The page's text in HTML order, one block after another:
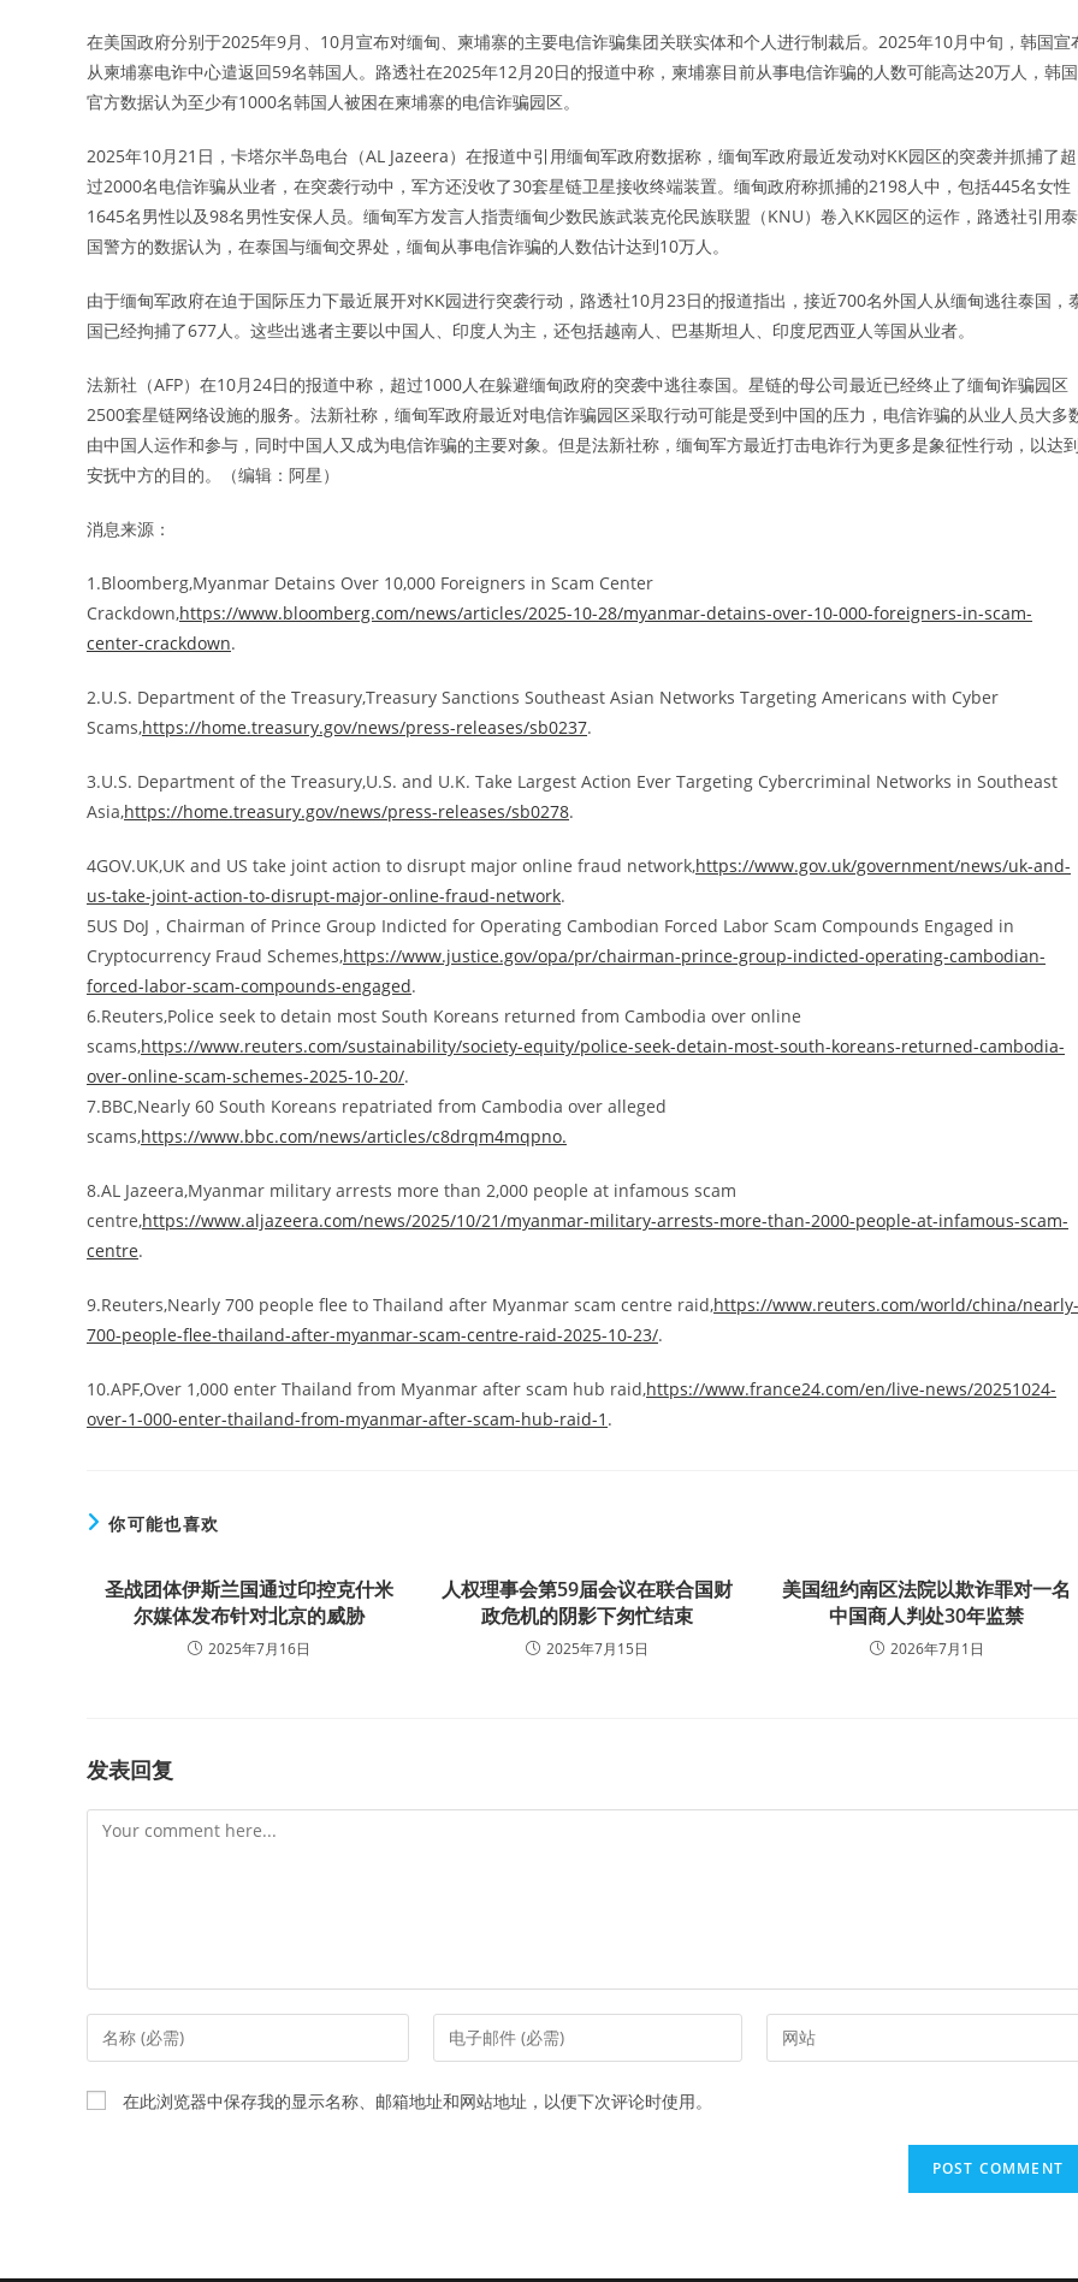
在美国政府分别于2025年9月、10月宣布对缅甸、柬埔寨的主要电信诈骗集团关联实体和个人进行制裁后。2025年10月中旬，韩国宣
从柬埔寨电诈中心遣返回59名韩国人。路透社在2025年12月20日的报道中称，柬埔寨目前从事电信诈骗的人数可能高达20万人，韩国
官方数据认为至少有1000名韩国人被困在柬埔寨的电信诈骗园区。
2025年10月21日，卡塔尔半岛电台（AL Jazeera）在报道中引用缅甸军政府数据称，缅甸军政府最近发动对KK园区的突袭并抓捕了超
过2000名电信诈骗从业者，在突袭行动中，军方还没收了30套星链卫星接收终端装置。缅甸政府称抓捕的2198人中，包括445名女性
1645名男性以及98名男性安保人员。缅甸军方发言人指责缅甸少数民族武装克伦民族联盟（KNU）卷入KK园区的运作，路透社引用泰
国警方的数据认为，在泰国与缅甸交界处，缅甸从事电信诈骗的人数估计达到10万人。
由于缅甸军政府在迫于国际压力下最近展开对KK园进行突袭行动，路透社10月23日的报道指出，接近700名外国人从缅甸逃往泰国，
国已经拘捕了677人。这些出逃者主要以中国人、印度人为主，还包括越南人、巴基斯坦人、印度尼西亚人等国从业者。
法新社（AFP）在10月24日的报道中称，超过1000人在躲避缅甸政府的突袭中逃往泰国。星链的母公司最近已经终止了缅甸诈骗园区
2500套星链网络设施的服务。法新社称，缅甸军政府最近对电信诈骗园区采取行动可能是受到中国的压力，电信诈骗的从业人员大多
由中国人运作和参与，同时中国人又成为电信诈骗的主要对象。但是法新社称，缅甸军方最近打击电诈行为更多是象征性行动，以达到
安抚中方的目的。（编辑：阿星）
消息来源：
1.Bloomberg,Myanmar Detains Over 10,000 Foreigners in Scam Center
Crackdown,https://www.bloomberg.com/news/articles/2025-10-28/myanmar-detains-over-10-000-foreigners-in-scam-
center-crackdown.
2.U.S. Department of the Treasury,Treasury Sanctions Southeast Asian Networks Targeting Americans with Cyber
Scams,https://home.treasury.gov/news/press-releases/sb0237.
3.U.S. Department of the Treasury,U.S. and U.K. Take Largest Action Ever Targeting Cybercriminal Networks in Southeast
Asia,https://home.treasury.gov/news/press-releases/sb0278.
4GOV.UK,UK and US take joint action to disrupt major online fraud network,https://www.gov.uk/government/news/uk-and-
us-take-joint-action-to-disrupt-major-online-fraud-network.
5US DoJ，Chairman of Prince Group Indicted for Operating Cambodian Forced Labor Scam Compounds Engaged in
Cryptocurrency Fraud Schemes,https://www.justice.gov/opa/pr/chairman-prince-group-indicted-operating-cambodian-
forced-labor-scam-compounds-engaged.
6.Reuters,Police seek to detain most South Koreans returned from Cambodia over online
scams,https://www.reuters.com/sustainability/society-equity/police-seek-detain-most-south-koreans-returned-cambodia-
over-online-scam-schemes-2025-10-20/.
7.BBC,Nearly 60 South Koreans repatriated from Cambodia over alleged
scams,https://www.bbc.com/news/articles/c8drqm4mqpno.
8.AL Jazeera,Myanmar military arrests more than 2,000 people at infamous scam
centre,https://www.aljazeera.com/news/2025/10/21/myanmar-military-arrests-more-than-2000-people-at-infamous-scam-
centre.
9.Reuters,Nearly 700 people flee to Thailand after Myanmar scam centre raid,https://www.reuters.com/world/china/nearly-
700-people-flee-thailand-after-myanmar-scam-centre-raid-2025-10-23/.
10.APF,Over 1,000 enter Thailand from Myanmar after scam hub raid,https://www.france24.com/en/live-news/20251024-
over-1-000-enter-thailand-from-myanmar-after-scam-hub-raid-1 .
你可能也喜欢
圣战团体伊斯兰国通过印控克什米
尔媒体发布针对北京的威胁
2025年7月16日
人权理事会第59届会议在联合国财
政危机的阴影下匆忙结束
2025年7月15日
美国纽约南区法院以欺诈罪对一名
中国商人判处30年监禁
2026年7月1日
发表回复
Comment
Enter
your
name
or
Enter
your
address
Enter
your
在此浏览器中保存我的显示名称、邮箱地址和网站地址，以便下次评论时使用。